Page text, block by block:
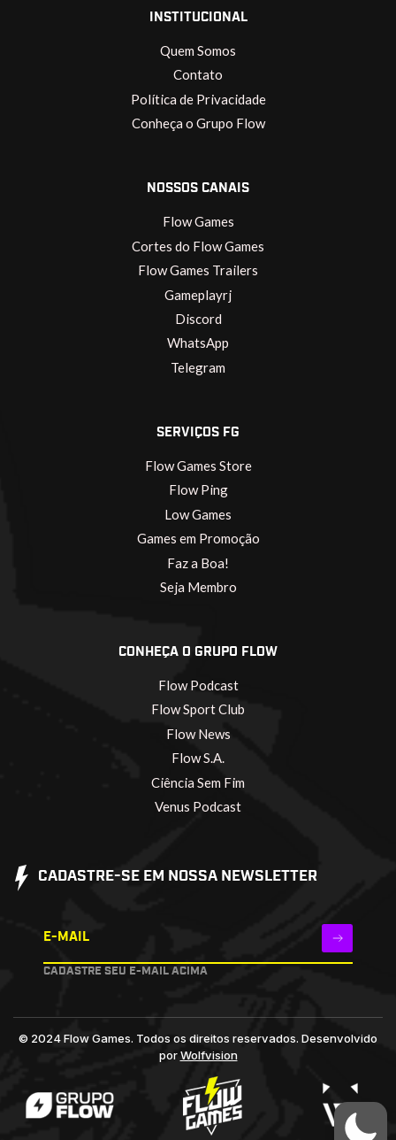
INSTITUCIONAL
Quem Somos
Contato
Política de Privacidade
Conheça o Grupo Flow
NOSSOS CANAIS
Flow Games
Cortes do Flow Games
Flow Games Trailers
Gameplayrj
Discord
WhatsApp
Telegram
SERVIÇOS FG
Flow Games Store
Flow Ping
Low Games
Games em Promoção
Faz a Boa!
Seja Membro
CONHEÇA O GRUPO FLOW
Flow Podcast
Flow Sport Club
Flow News
Flow S.A.
Ciência Sem Fim
Venus Podcast
CADASTRE-SE EM NOSSA NEWSLETTER
E-MAIL
CADASTRE SEU E-MAIL ACIMA
© 2024 Flow Games. Todos os direitos reservados. Desenvolvido
porWolfvision